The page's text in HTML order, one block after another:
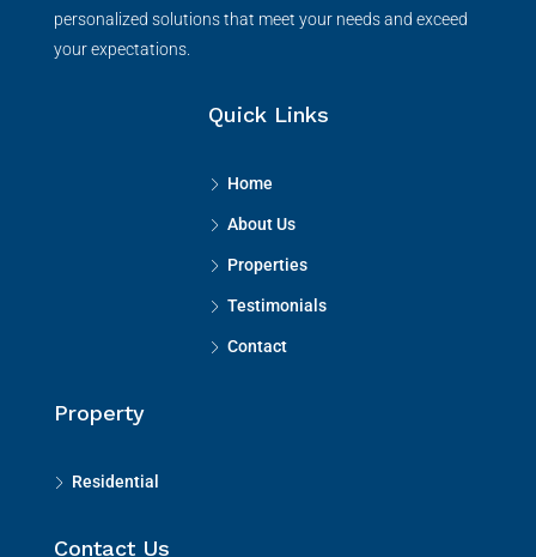
personalized solutions that meet your needs and exceed
your expectations.
Quick Links
Home
About Us
Properties
Testimonials
Contact
Property
Residential
Contact Us